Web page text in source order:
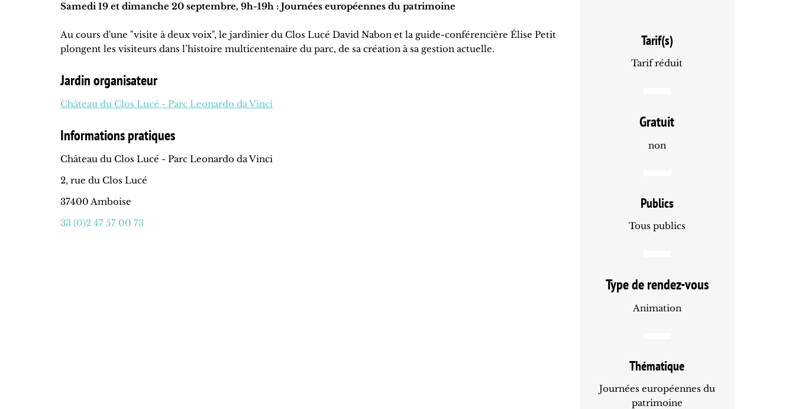
Samedi 19 et dimanche 20 septembre, 9h-19h : Journées européennes du patrimoine
Au cours d'une "visite à deux voix", le jardinier du Clos Lucé David Nabon et la guide-conférencière Élise Petit
plongent les visiteurs dans l’histoire multicentenaire du parc, de sa création à sa gestion actuelle.
Jardin organisateur
Château du Clos Lucé - Parc Leonardo da Vinci
Informations pratiques
Château du Clos Lucé - Parc Leonardo da Vinci
2, rue du Clos Lucé
37400 Amboise
33 (0)2 47 57 00 73
Tarif(s)
Tarif réduit
Gratuit
non
Publics
Tous publics
Type de rendez-vous
Animation
Thématique
Journées européennes du
patrimoine